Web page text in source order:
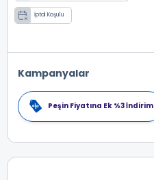
İptal Koşulu
Kampanyalar
Peşin Fiyatına Ek %3 İndirim